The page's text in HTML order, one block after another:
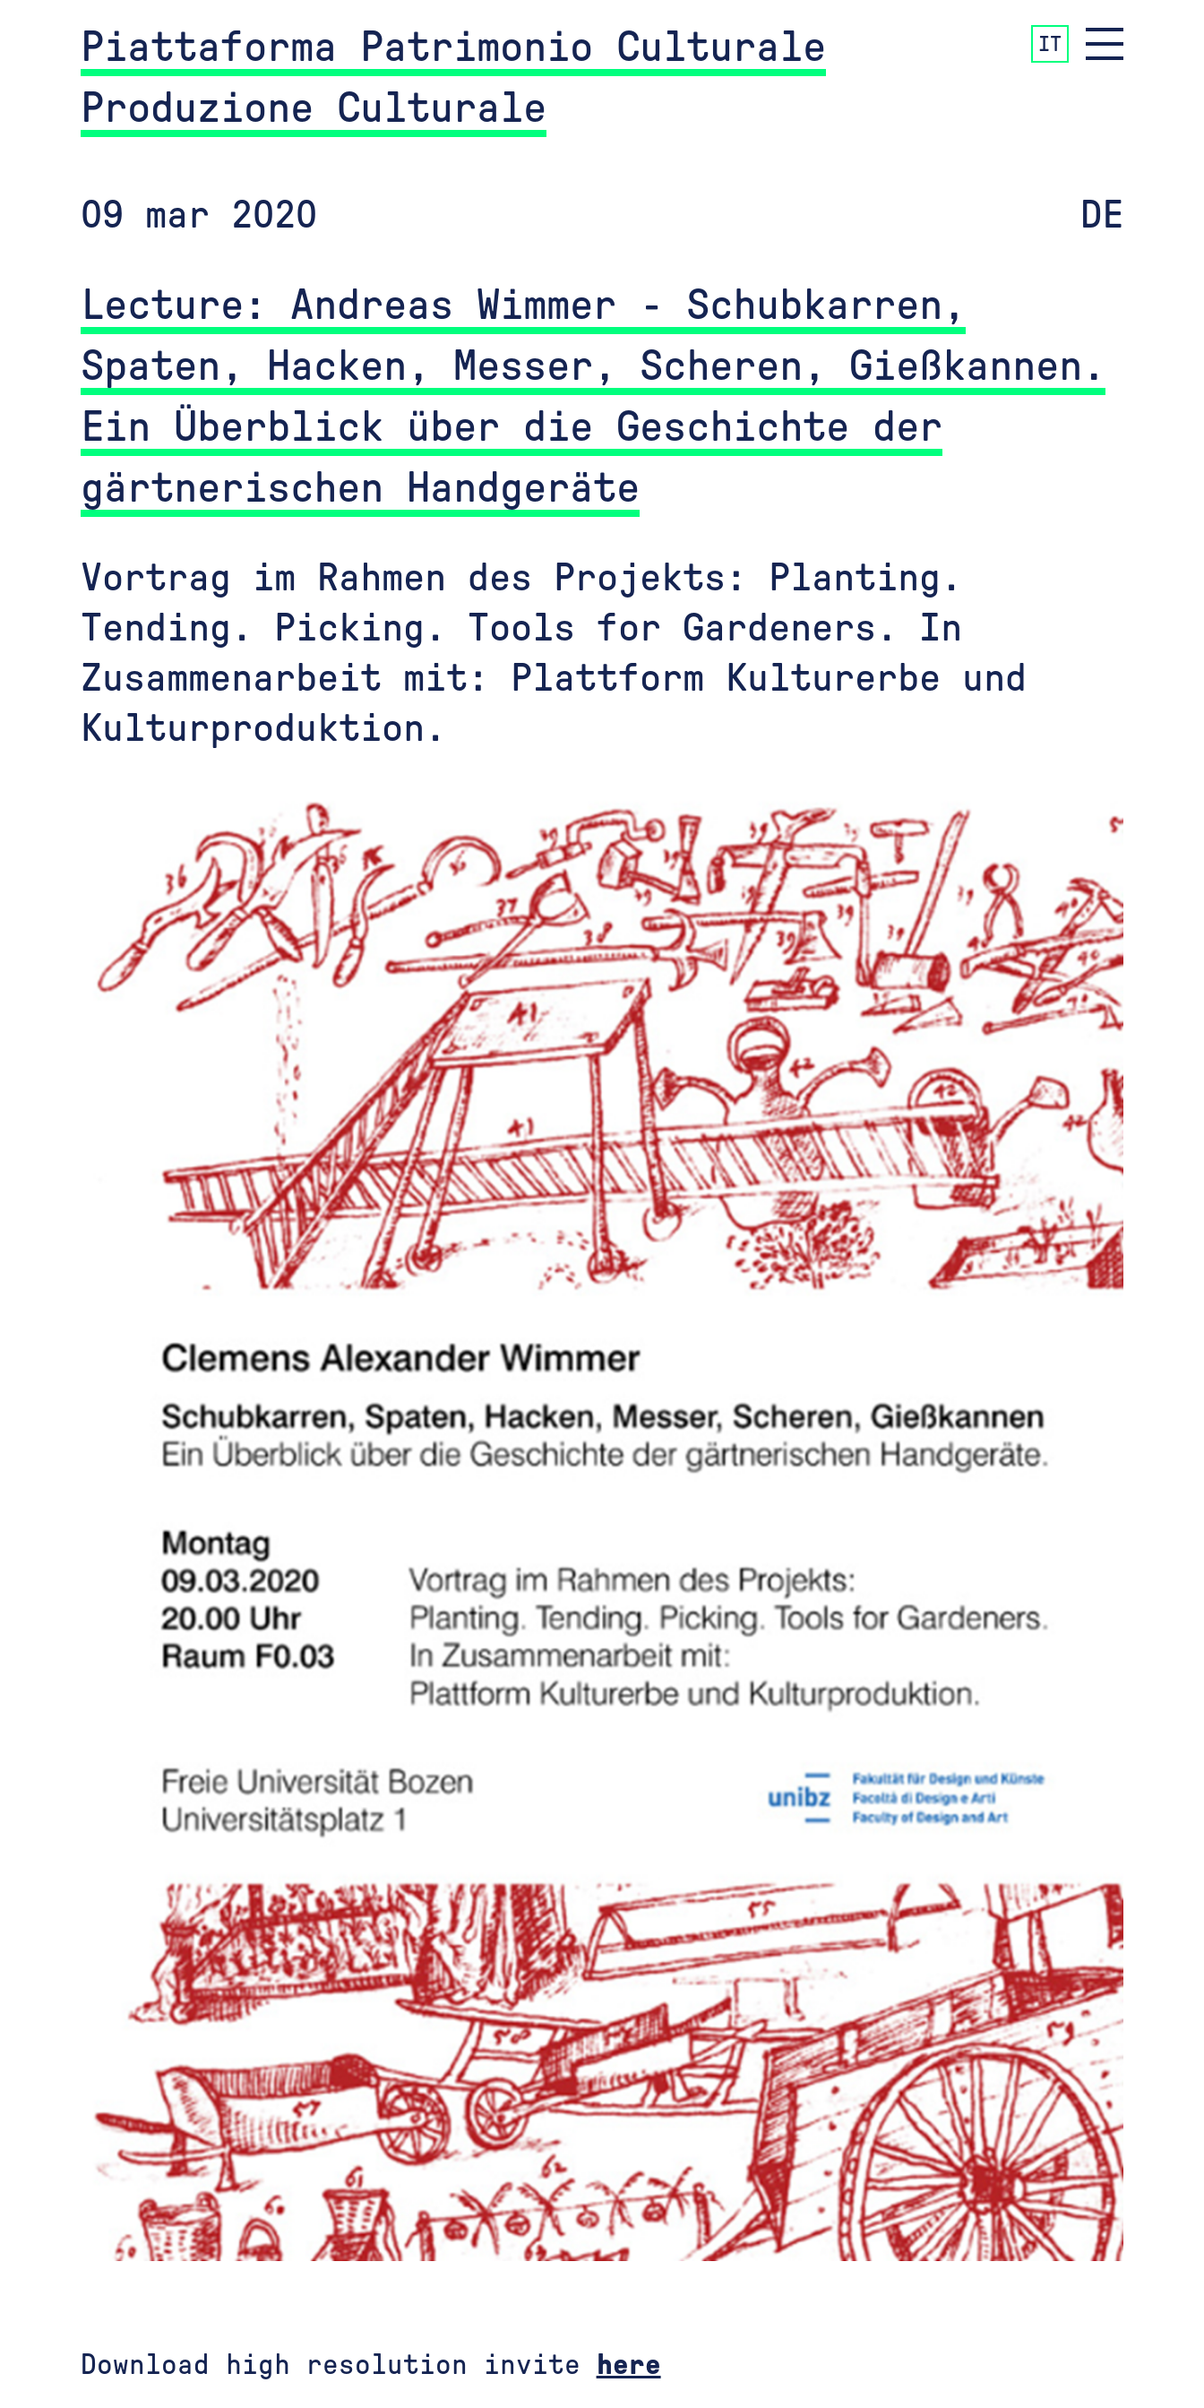
Piattaforma Patrimonio Culturale
Produzione Culturale
IT
09 mar 2020 DE
Lecture: Andreas Wimmer - Schubkarren,
Spaten, Hacken, Messer, Scheren, Gießkannen.
Ein Überblick über die Geschichte der
gärtnerischen Handgeräte
Vortrag im Rahmen des Projekts: Planting.
Tending. Picking. Tools for Gardeners. In
Zusammenarbeit mit: Plattform Kulturerbe und
Kulturproduktion.
Download high resolution invite here